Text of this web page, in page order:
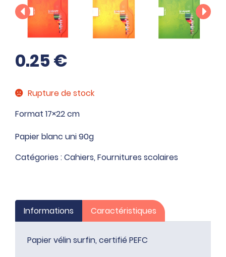
0.25€
Rupture de stock
Format 17×22 cm
Papier blanc uni 90g
Catégories :Cahiers, Fournitures scolaires
Informations Caractéristiques
Papier vélin surfin, certifié PEFC